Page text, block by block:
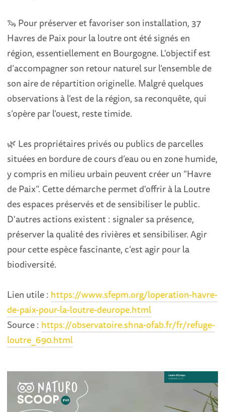
🦦 Pour préserver et favoriser son installation, 37
Havres de Paix pour la loutre ont été signés en
région, essentiellement en Bourgogne. L'objectif est
d’accompagner son retour naturel sur l’ensemble de
son aire de répartition originelle. Malgré quelques
observations à l’est de la région, sa reconquête, qui
s’opère par l’ouest, reste timide.
🌿 Les propriétaires privés ou publics de parcelles
situées en bordure de cours d’eau ou en zone humide,
y compris en milieu urbain peuvent créer un “Havre
de Paix”. Cette démarche permet d'offrir à la Loutre
des espaces préservés et de sensibiliser le public.
D'autres actions existent : signaler sa présence,
préserver la qualité des rivières et sensibiliser. Agir
pour cette espèce fascinante, c’est agir pour la
biodiversité.
Lien utile : https://www.sfepm.org/loperation-havre-
de-paix-pour-la-loutre-deurope.html
Source : https://observatoire.shna-ofab.fr/fr/refuge-
loutre_690.html